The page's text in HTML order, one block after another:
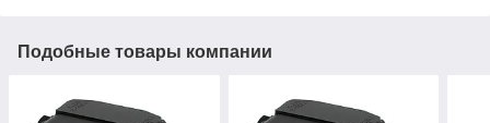
Подобные товары компании